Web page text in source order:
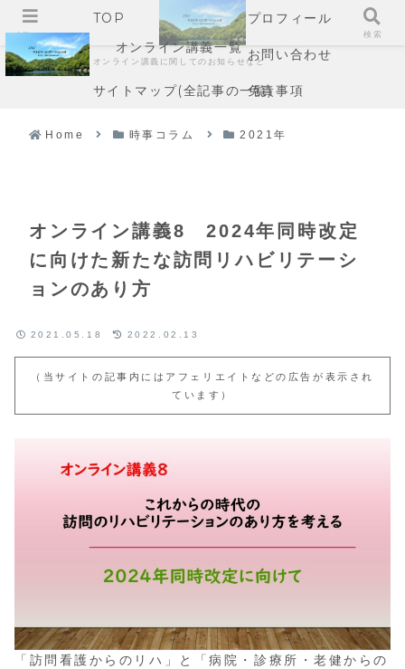
TOP
プロフィール
オンライン講義一覧
オンライン講義に関してのお知らせなどお問い合わせ
サイトマップ(全記事の一覧)免責事項
Home 時事コラム 2021年
オンライン講義8 2024年同時改定
に向けた新たな訪問リハビリテーシ
ョンのあり方
2021.05.18 2022.02.13
（当サイトの記事内にはアフェリエイトなどの広告が表示され
ています）
「訪問看護からのリハ」と「病院・診療所・老健からの
メニュー 検索